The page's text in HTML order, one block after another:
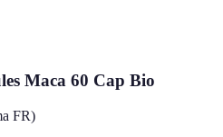
Maca 60 Cap Bio
FR)